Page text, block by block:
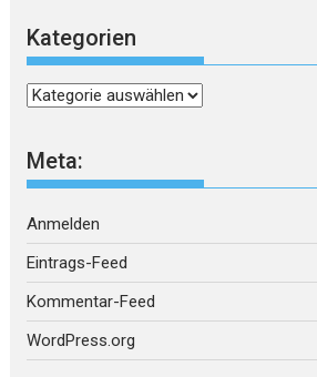
Kategorien
Kategorien
Meta:
Anmelden
Eintrags-Feed
Kommentar-Feed
WordPress.org